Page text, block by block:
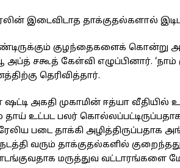
இடைவிடாத தாக்குதல்களால்
குழந்தைகளைக் கொன்று
அப்த் சகூத் கேள்வி எழுப்பினார்.
தெரிவித்தார்.
அகதி முகாமின் ஈத்யா வீதியில்
தாய் உட்பட பலர்
படை தாக்கி அழித்திருப்பதாக
வரும் தாக்குதல்களில்
மருத்துவ வட்டாரங்களை